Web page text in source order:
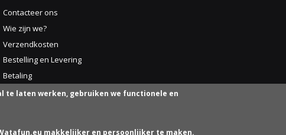
Contacteer ons
Wie zijn we?
Verzendkosten
Bestelling en Levering
Betaling
Terugzending of Retour
te laten werken, gebruiken we functionele en
makkelijker en persoonlijker te maken.